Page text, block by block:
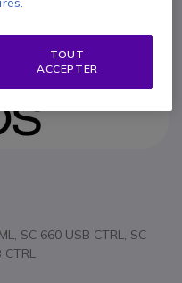
SC 660 USB CTRL, SC
TOUT
ACCEPTER